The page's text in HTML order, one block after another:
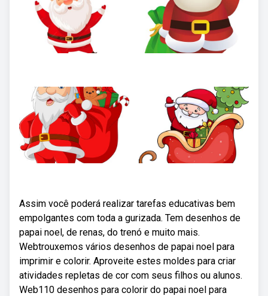
Assim você poderá realizar tarefas educativas bem
empolgantes com toda a gurizada. Tem desenhos de
papai noel, de renas, do trenó e muito mais.
Webtrouxemos vários desenhos de papai noel para
imprimir e colorir. Aproveite estes moldes para criar
atividades repletas de cor com seus filhos ou alunos.
Web110 desenhos para colorir do papai noel para